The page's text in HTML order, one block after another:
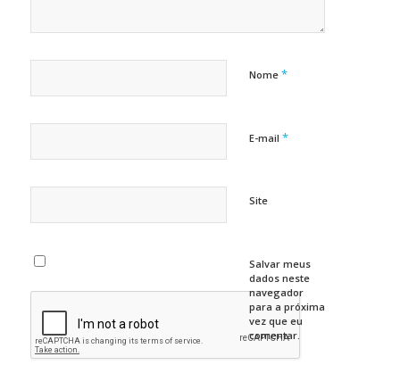
Nome *
E-mail *
Site
Salvar meus
dados neste
navegador
para a próxima
vez que eu
comentar.